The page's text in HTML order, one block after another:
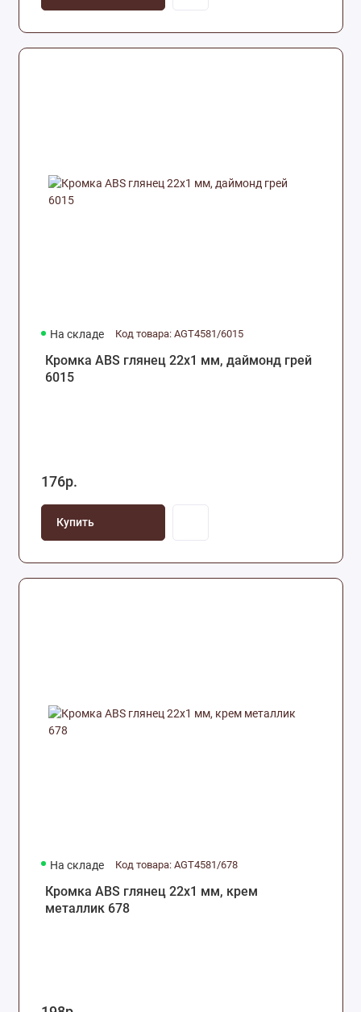
На складе Код товара: AGT4581/6015
Кромка ABS глянец 22х1 мм, даймонд грей
6015
176р.
Купить
На складе Код товара: AGT4581/678
Кромка ABS глянец 22х1 мм, крем
металлик 678